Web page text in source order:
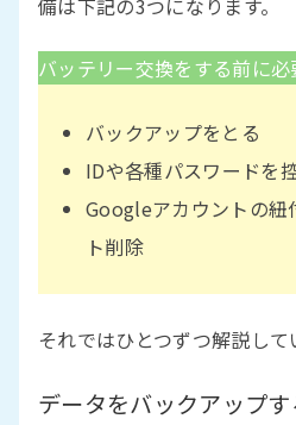
備は下記の3つになります。
バッテリー交換をする前に
バックアップをとる
IDや各種パスワードを
Googleアカウントの紐
ト削除
それではひとつずつ解説して
データをバックアップす